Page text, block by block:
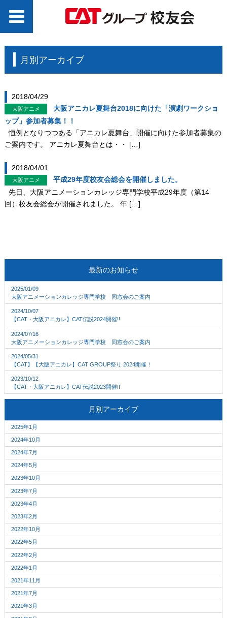
月別アーカイブ
2018/04/29
大阪アニメ
大阪アニカレ夏舞台2018に向けた「演劇ワークショ
ップ」参加者募集！！
恒例となりつつある「アニカレ夏舞台」開催に向けた参加者募集の
ご案内です。 アニカレ夏舞台とは・・ […]
2018/04/01
大阪アニメ
平成29年度校友会総会を開催しました。
先日、大阪アニメーションカレッジ専門学校平成29年度（第14
回）校友会総会が開催されました。 年 […]
最新のお知らせ
2025/01/09
大阪アニメーションカレッジ専門学校 同窓会のご案内
2024/10/07
【CAT・大阪アニカレ】CAT伝説2024開催!!
2024/07/16
大阪アニメーションカレッジ専門学校 同窓会のご案内
2024/05/31
【CAT】【大阪アニカレ】CAT GROUP祭り 2024開催！
2023/10/12
【CAT・大阪アニカレ】CAT伝説2023開催!!
月別アーカイブ
2025年1月
2024年10月
2024年7月
2024年5月
2023年10月
2023年7月
2023年4月
2023年2月
2022年10月
2022年5月
2022年2月
2022年1月
2021年11月
2021年7月
2021年3月